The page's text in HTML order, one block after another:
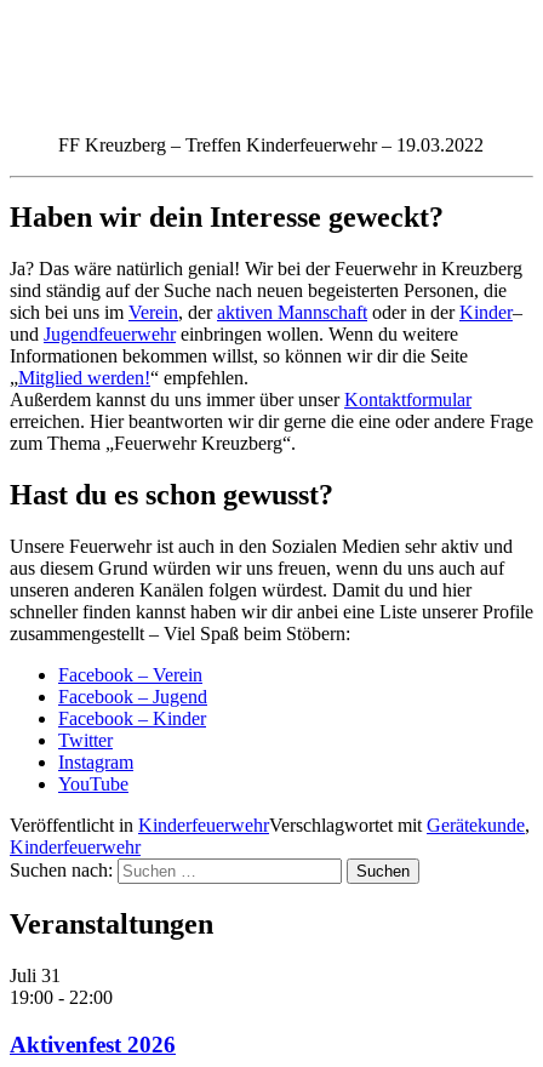
FF Kreuzberg – Treffen Kinderfeuerwehr – 19.03.2022
Haben wir dein Interesse geweckt?
Ja? Das wäre natürlich genial! Wir bei der Feuerwehr in Kreuzberg
sind ständig auf der Suche nach neuen begeisterten Personen, die
sich bei uns im Verein, deraktiven Mannschaft oder in derKinder–
und Jugendfeuerwehreinbringen wollen. Wenn du weitere
Informationen bekommen willst, so können wir dir die Seite
„Mitglied werden!“ empfehlen.
Außerdem kannst du uns immer über unserKontaktformular
erreichen. Hier beantworten wir dir gerne die eine oder andere Frage
zum Thema „Feuerwehr Kreuzberg“.
Hast du es schon gewusst?
Unsere Feuerwehr ist auch in den Sozialen Medien sehr aktiv und
aus diesem Grund würden wir uns freuen, wenn du uns auch auf
unseren anderen Kanälen folgen würdest. Damit du und hier
schneller finden kannst haben wir dir anbei eine Liste unserer Profile
zusammengestellt – Viel Spaß beim Stöbern:
Facebook – Verein
Facebook – Jugend
Facebook – Kinder
Twitter
Instagram
YouTube
Veröffentlicht in KinderfeuerwehrVerschlagwortet mit Gerätekunde,
Kinderfeuerwehr
Suchen nach:
Veranstaltungen
Juli 31
19:00 - 22:00
Aktivenfest 2026